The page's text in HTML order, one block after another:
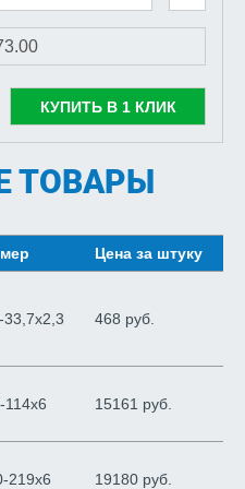
КУПИТЬ В 1 КЛИК
ТОВАРЫ
Цена за штуку
468 руб.
114х6 15161 руб.
219х6 19180 руб.